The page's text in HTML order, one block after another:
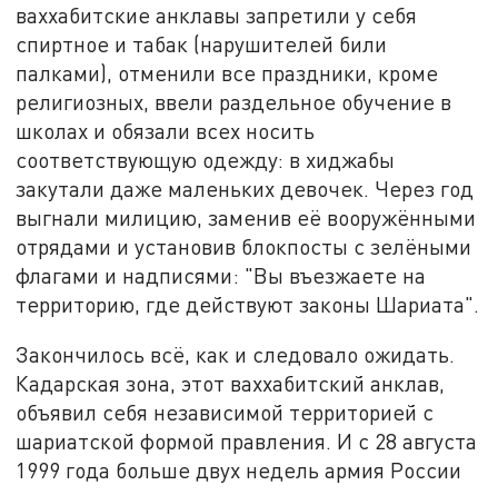
ваххабитские анклавы запретили у себя
спиртное и табак (нарушителей били
палками), отменили все праздники, кроме
религиозных, ввели раздельное обучение в
школах и обязали всех носить
соответствующую одежду: в хиджабы
закутали даже маленьких девочек. Через год
выгнали милицию, заменив её вооружёнными
отрядами и установив блокпосты с зелёными
флагами и надписями: "Вы въезжаете на
территорию, где действуют законы Шариата".
Закончилось всё, как и следовало ожидать.
Кадарская зона, этот ваххабитский анклав,
объявил себя независимой территорией с
шариатской формой правления. И с 28 августа
1999 года больше двух недель армия России